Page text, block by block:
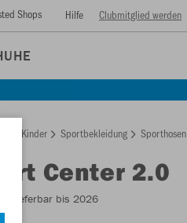
Shops Hilfe Clubmitglied werden
Kinder Sportbekleidung Sporthosen
Center 2.0
- Lieferbar bis 2026